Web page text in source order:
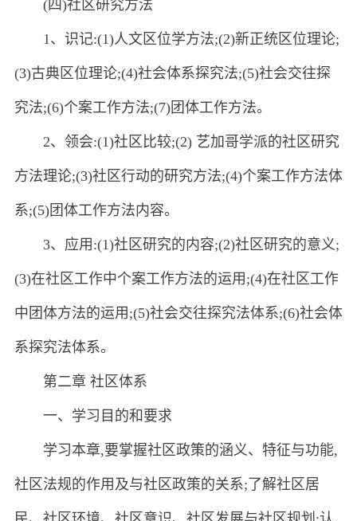
(四)社区研究方法
1、识记:(1)人文区位学方法;(2)新正统区位理论;
(3)古典区位理论;(4)社会体系探究法;(5)社会交往探
究法;(6)个案工作方法;(7)团体工作方法。
2、领会:(1)社区比较;(2) 艺加哥学派的社区研究
方法理论;(3)社区行动的研究方法;(4)个案工作方法体
系;(5)团体工作方法内容。
3、应用:(1)社区研究的内容;(2)社区研究的意义;
(3)在社区工作中个案工作方法的运用;(4)在社区工作
中团体方法的运用;(5)社会交往探究法体系;(6)社会体
系探究法体系。
第二章 社区体系
一、学习目的和要求
学习本章,要掌握社区政策的涵义、特征与功能,
社区法规的作用及与社区政策的关系;了解社区居